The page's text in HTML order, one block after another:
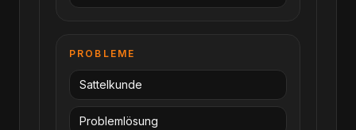
PROBLEME
Sattelkunde
Problemlösung